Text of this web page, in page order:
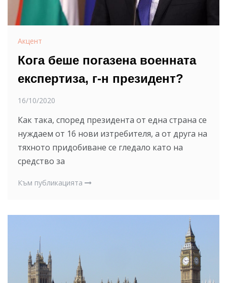
Акцент
Кога беше погазена военната
експертиза, г-н президент?
16/10/2020
Как така, според президента от една страна се
нуждаем от 16 нови изтребителя, а от друга на
тяхното придобиване се гледало като на
средство за
Към публикацията